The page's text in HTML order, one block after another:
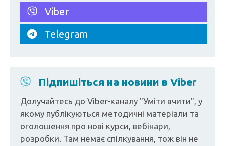
Viber
Telegram
Підпишіться на новини в Viber
Долучайтесь до Viber-каналу "Уміти вчити", у
якому публікуються методичні матеріали та
оголошення про нові курси, вебінари,
розробки. Там немає спілкування, тож він не